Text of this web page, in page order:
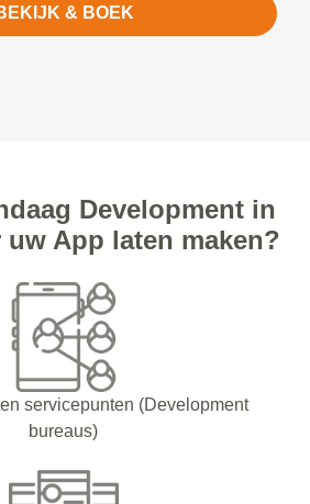
& BOEK
Development in
App laten maken?
servicepunten (Development
bureaus)